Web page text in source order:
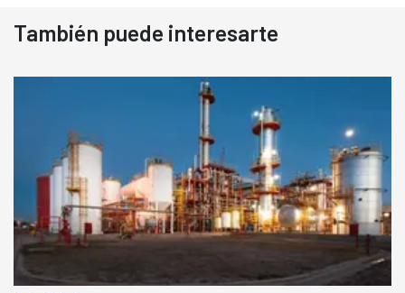
También puede interesarte